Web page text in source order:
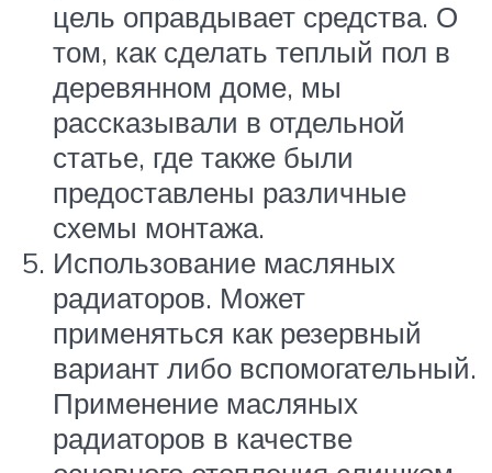
цель оправдывает средства. О
том, как сделать теплый пол в
деревянном доме, мы
рассказывали в отдельной
статье, где также были
предоставлены различные
схемы монтажа.
Использование масляных
радиаторов. Может
применяться как резервный
вариант либо вспомогательный.
Применение масляных
радиаторов в качестве